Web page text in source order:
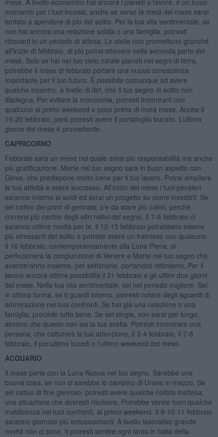
mese. A livello economico hai ancora i pianeti a favore, é un buon
momento per i tuoi incassi, anche se verso la metá del mese sarai
tentato a spendere di piú del solito. Per la tua vita sentimentale, se
non hai ancora una relazione solida o una famiglia, potresti
ritrovarti in un periodo di attesa. Le stelle non promettono granché
all’inizio di febbraio, di piú potrai ottenere nella seconda parte del
mese. Solo se hai nel tuo cielo natale pianeti nei segni di terra,
potrebbe il mese di febbraio portare una nuova conoscenza
importante per il tuo futuro. É possibile comunque ad avere
qualche incontro, a livello di flirt, che il tuo segno di solito non
disdegna. Per evitare la monotonia, potresti incontrarti con
qualcuno al primo weekend o poco prima di metá mese. Anche il
19-20 febbraio, peró potresti avere il portafoglio bucato. L’ultimo
giorno del mese é promettente.
CAPRICORNO
Febbraio sarà un mese nel quale avrai più responsabilità ma anche
più gratificazione. Marte nel tuo segno sarà in buon aspetto con
Giove, che predispone molto bene per il tuo lavoro. Potrai ampliare
la tua attività e avere successo. All’inizio del mese i tuoi pensieri
saranno intorno ai soldi ed avrai un progetto su come investirli. Se
sei nativo dei primi di gennaio, c’e da stare più calmi, perchè
correrai più rischio degli altri nativi del segno. Il 7-8 febbraio ci
saranno ottime novità per te, il 12-13 febbraio potrebbero essere
più stressanti del solito e potresti avere un frainteso con qualcuno.
Il 16 febbraio, contemporaneamente alla Luna Piena, si
perfezionerà la congiunzione di Venere e Marte nel tuo segno che
avanzeranno insieme, per settimane, portandoti ottimismo. Per il
lavoro ancora ottime possibilità il 21 febbraio e gli ultimi due giorni
del mese. Nella tua vita sentimentale, sei nel periodo migliore. Sei
in ottima forma, se ti guardi intorno, potresti notare degli sguardi di
ammirazione nei tuoi confronti. Se hai già una relazione o una
famiglia, procede tutto bene. Se sei single, non sarai per lungo,
almeno che questo non sia la tua scelta. Potresti incontrare una
persona, che catturerà la tua attenzione, il 3-4 febbraio, il 7-8
febbraio, il penultimo lunedi o l’ultimo weekend del mese.
ACQUARIO
Il mese parte con la Luna Nuova nel tuo segno. Sarebbe una
buona cosa, se non ci sarebbe lo zampino di Urano in mezzo. Se
sei nativo di fine gennaio, potresti avere qualche notizia inattesa,
una situazione che dovresti risolvere. Potrebbe venire fuori qualche
maldicenza nei tuoi confronti, al primo weekend. Il 9-10-11 febbraio
saranno giornate piú entusiasmanti. A livello lavorativo grande
novitá non ci sono, ti potresti sentire ogni tanto in balia della